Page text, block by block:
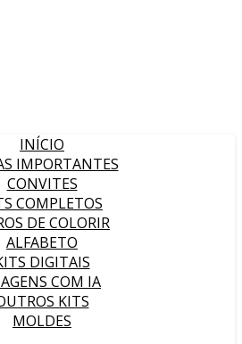
INÍCIO
IMPORTANTES
CONVITES
COMPLETOS
DE COLORIR
ALFABETO
DIGITAIS
COM IA
KITS
MOLDES